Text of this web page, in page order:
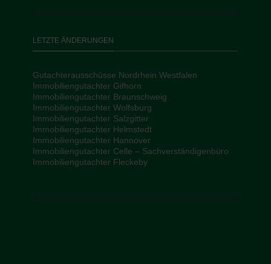
LETZTE ÄNDERUNGEN
Gutachterausschüsse Nordrhein Westfalen
Immobiliengutachter Gifhorn
Immobiliengutachter Braunschweig
Immobiliengutachter Wolfsburg
Immobiliengutachter Salzgitter
Immobiliengutachter Helmstedt
Immobiliengutachter Hannover
Immobiliengutachter Celle – Sachverständigenbüro
Immobiliengutachter Fleckeby